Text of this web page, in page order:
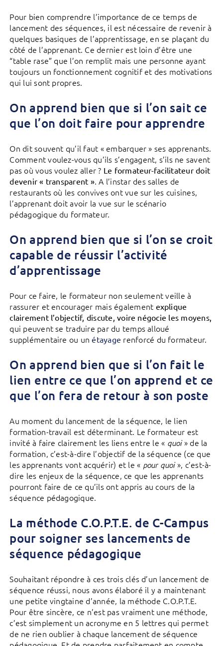
Pour bien comprendre l’importance de ce temps de
lancement des séquences, il est nécessaire de revenir à
quelques basiques de l’apprentissage, en se plaçant du
côté de l’apprenant. Ce dernier est loin d’être une
“table rase” que l’on remplit mais une personne ayant
toujours un fonctionnement cognitif et des motivations
qui lui sont propres.
On apprend bien que si l’on sait ce
que l’on doit faire pour apprendre
On dit souvent qu’il faut « embarquer » ses apprenants.
Comment voulez-vous qu’ils s’engagent, s’ils ne savent
pas où vous voulez aller ? Le formateur-facilitateur doit
devenir « transparent ». A l’instar des salles de
restaurants où les convives ont vue sur les cuisines,
l’apprenant doit avoir la vue sur le scénario
pédagogique du formateur.
On apprend bien que si l’on se croit
capable de réussir l’activité
d’apprentissage
Pour ce faire, le formateur non seulement veille à
rassurer et encourager mais également explique
clairement l’objectif, discute, voire négocie les moyens,
qui peuvent se traduire par du temps alloué
supplémentaire ou unétayage renforcé du formateur.
On apprend bien que si l’on fait le
lien entre ce que l’on apprend et ce
que l’on fera de retour à son poste
Au moment du lancement de la séquence, le lien
formation-travail est déterminant. Le formateur est
invité à faire clairement les liens entre le « quoi» de la
formation, c’est-à-dire l’objectif de la séquence (ce que
les apprenants vont acquérir) et le « pour quoi», c’est-à-
dire les enjeux de la séquence, ce que les apprenants
pourront faire de ce qu’ils ont appris au cours de la
séquence pédagogique.
La méthode C.O.P.T.E. de C-Campus
pour soigner ses lancements de
séquence pédagogique
Souhaitant répondre à ces trois clés d’un lancement de
séquence réussi, nous avons élaboré il y a maintenant
une petite vingtaine d’année, la méthode C.O.P.T.E.
Pour être sincère, ce n’est pas vraiment une méthode,
c’est simplement un acronyme en 5 lettres qui permet
de ne rien oublier à chaque lancement de séquence